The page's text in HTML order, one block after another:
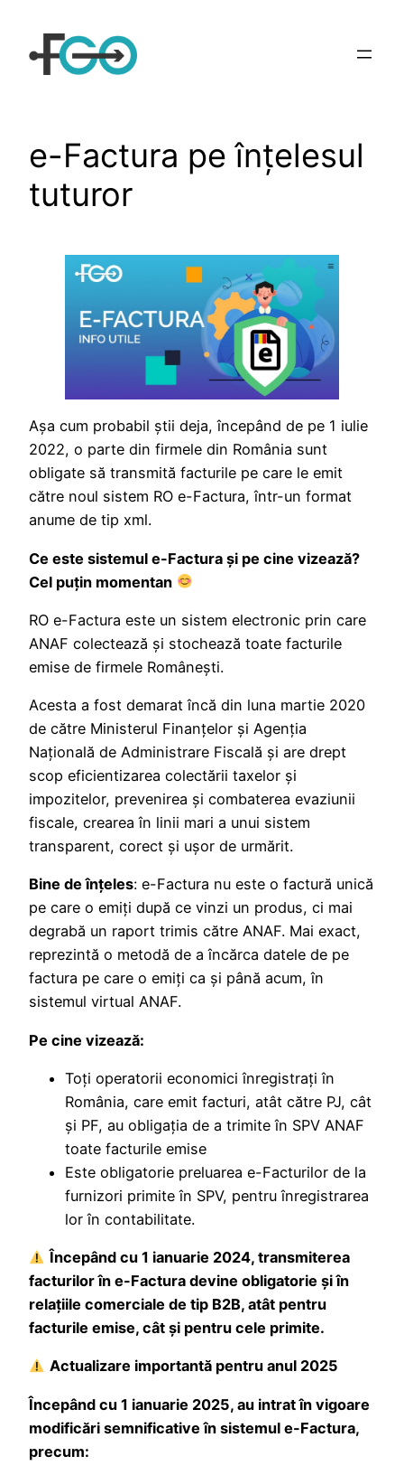
conținut
e-Factura pe înţelesul
tuturor
Așa cum probabil știi deja, începând de pe 1 iulie
2022, o parte din firmele din România sunt
obligate să transmită facturile pe care le emit
către noul sistem RO e-Factura, într-un format
anume de tip xml.
Ce este sistemul e-Factura şi pe cine vizează?
Cel puţin momentan
RO e-Factura este un sistem electronic prin care
ANAF colectează şi stochează toate facturile
emise de firmele Româneşti.
Acesta a fost demarat încă din luna martie 2020
de către Ministerul Finanţelor şi Agenţia
Naţională de Administrare Fiscală şi are drept
scop eficientizarea colectării taxelor şi
impozitelor, prevenirea şi combaterea evaziunii
fiscale, crearea în linii mari a unui sistem
transparent, corect şi uşor de urmărit.
Bine de înţeles: e-Factura nu este o factură unică
pe care o emiţi după ce vinzi un produs, ci mai
degrabă un raport trimis către ANAF. Mai exact,
reprezintă o metodă de a încărca datele de pe
factura pe care o emiţi ca şi până acum, în
sistemul virtual ANAF.
Pe cine vizează:
Toți operatorii economici înregistrați în
România, care emit facturi, atât către PJ, cât
și PF, au obligația de a trimite în SPV ANAF
toate facturile emise
Este obligatorie preluarea e-Facturilor de la
furnizori primite în SPV, pentru înregistrarea
lor în contabilitate.
Începând cu 1 ianuarie 2024, transmiterea
facturilor în e-Factura devine obligatorie și în
relațiile comerciale de tip B2B, atât pentru
facturile emise, cât şi pentru cele primite.
Actualizare importantă pentru anul 2025
Începând cu 1 ianuarie 2025, au intrat în vigoare
modificări semnificative în sistemul e-Factura,
precum: